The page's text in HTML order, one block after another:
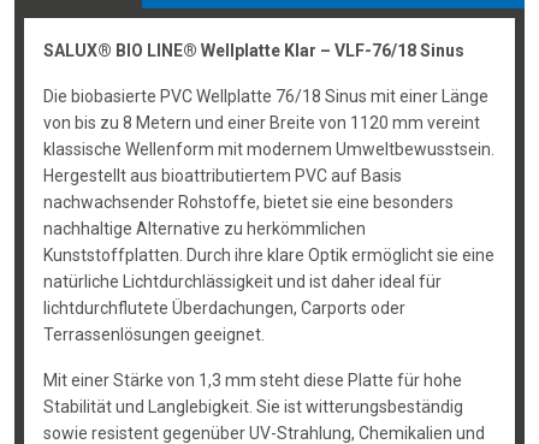
SALUX® BIO LINE® Wellplatte Klar – VLF-76/18 Sinus
Die biobasierte PVC Wellplatte 76/18 Sinus mit einer Länge
von bis zu 8 Metern und einer Breite von 1120 mm vereint
klassische Wellenform mit modernem Umweltbewusstsein.
Hergestellt aus bioattributiertem PVC auf Basis
nachwachsender Rohstoffe, bietet sie eine besonders
nachhaltige Alternative zu herkömmlichen
Kunststoffplatten. Durch ihre klare Optik ermöglicht sie eine
natürliche Lichtdurchlässigkeit und ist daher ideal für
lichtdurchflutete Überdachungen, Carports oder
Terrassenlösungen geeignet.
Mit einer Stärke von 1,3 mm steht diese Platte für hohe
Stabilität und Langlebigkeit. Sie ist witterungsbeständig
sowie resistent gegenüber UV-Strahlung, Chemikalien und